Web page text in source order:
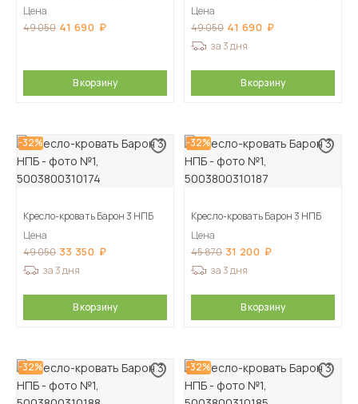
Цена
49 050 41 690
В корзину
Цена
49 050 41 690
за 3 дня
В корзину
-32%
Кресло-кровать Барон 3 НПБ
Цена
49 050 33 350
за 3 дня
В корзину
-32%
Кресло-кровать Барон 3 НПБ
Цена
45 870 31 200
за 3 дня
В корзину
-32% -32%